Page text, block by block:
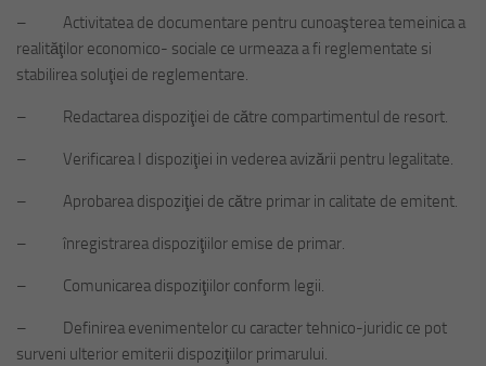
– Activitatea de documentare pentru cunoaşterea temeinica a
realităţilor economico- sociale ce urmeaza a fi reglementate si
stabilirea soluţiei de reglementare.
– Redactarea dispoziţiei de către compartimentul de resort.
– Verificarea I dispoziţiei in vederea avizării pentru legalitate.
– Aprobarea dispoziţiei de către primar in calitate de emitent.
– înregistrarea dispoziţiilor emise de primar.
– Comunicarea dispoziţiilor conform legii.
– Definirea evenimentelor cu caracter tehnico-juridic ce pot
surveni ulterior emiterii dispoziţiilor primarului.